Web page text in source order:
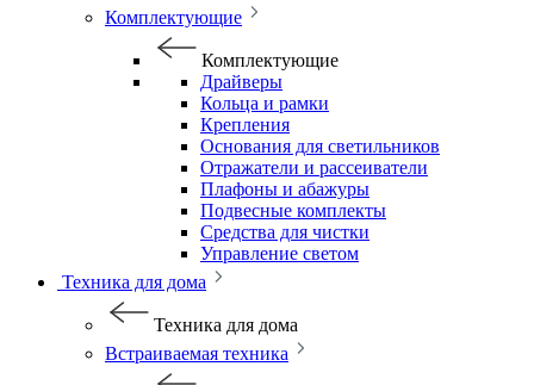
Комплектующие
Комплектующие
Драйверы
Кольца и рамки
Крепления
Основания для светильников
Отражатели и рассеиватели
Плафоны и абажуры
Подвесные комплекты
Средства для чистки
Управление светом
Техника для дома
Техника для дома
Встраиваемая техника